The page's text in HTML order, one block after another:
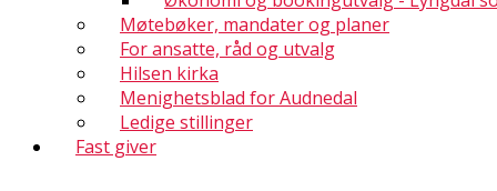
Møtebøker, mandater og planer
For ansatte, råd og utvalg
Hilsen kirka
Menighetsblad for Audnedal
Ledige stillinger
Fast giver